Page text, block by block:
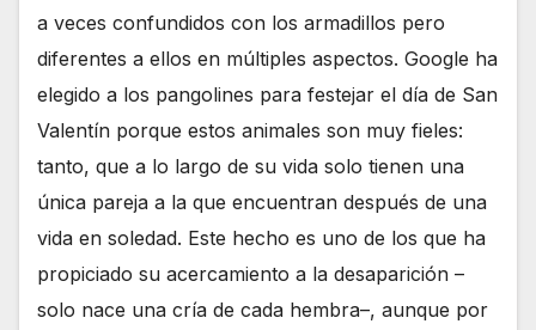
a veces confundidos con los armadillos pero
diferentes a ellos en múltiples aspectos. Google ha
elegido a los pangolines para festejar el día de San
Valentín porque estos animales son muy fieles:
tanto, que a lo largo de su vida solo tienen una
única pareja a la que encuentran después de una
vida en soledad. Este hecho es uno de los que ha
propiciado su acercamiento a la desaparición –
solo nace una cría de cada hembra–, aunque por